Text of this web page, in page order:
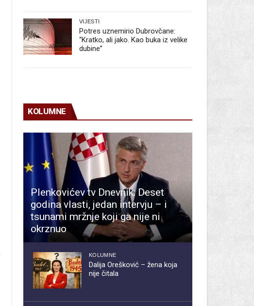
VIJESTI
Potres uznemirio Dubrovčane:
“Kratko, ali jako. Kao buka iz velike
dubine”
KOLUMNE
Plenkovićev tv Dnevnik: Deset
godina vlasti, jedan intervju – i
tsunami mržnje koji ga nije ni
okrznuo
KOLUMNE
Dalija Orešković – žena koja
nije čitala